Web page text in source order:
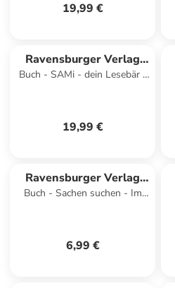
19,99 €
Ravensburger Verlag
GmbH
Buch - SAMi - dein Lesebär -
19,99 €
Ravensburger Verlag
GmbH
Buch - Sachen suchen - Im
6,99 €